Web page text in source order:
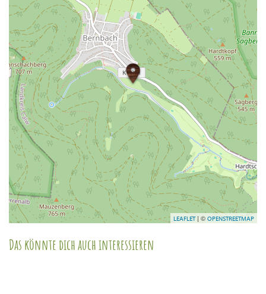
LEAFLET| © OPENSTREETMAP
Das könnte dich auch interessieren